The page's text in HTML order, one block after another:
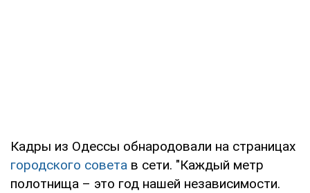
Кадры из Одессы обнародовали на страницах
городского совета в сети. "Каждый метр
полотнища – это год нашей независимости.